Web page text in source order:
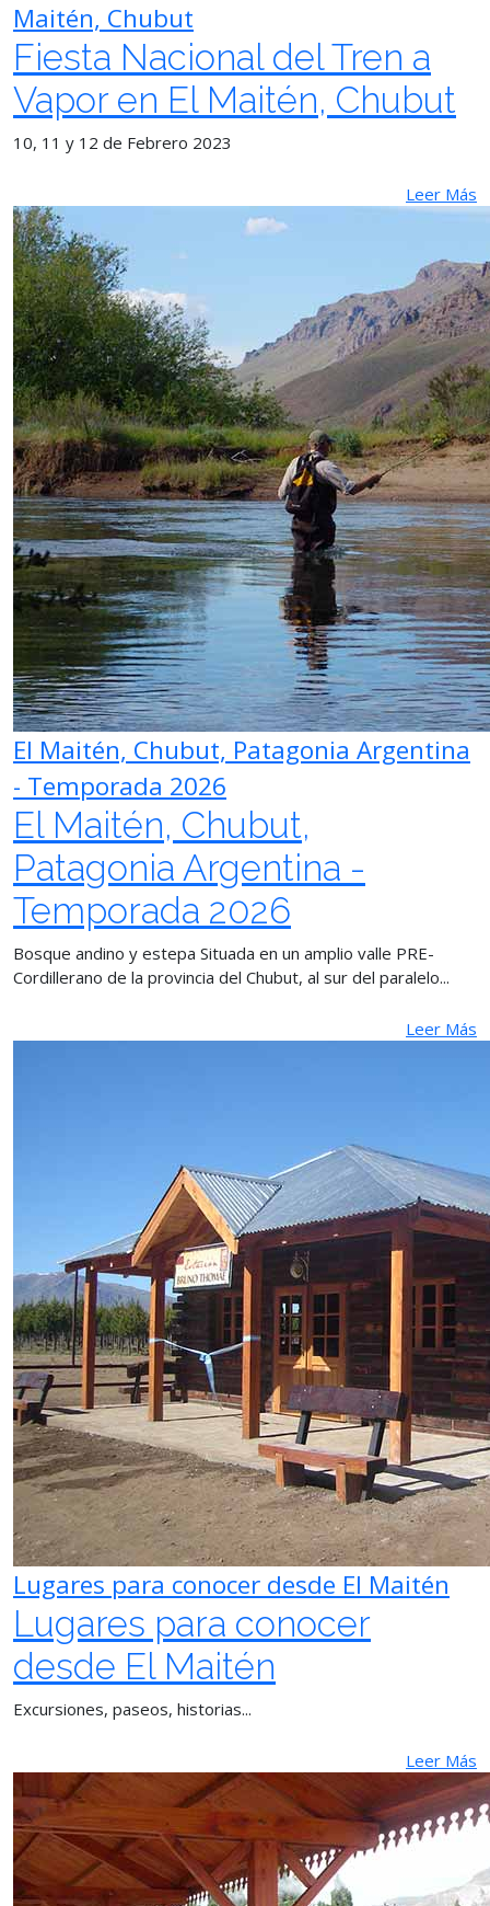
Maitén, Chubut
Fiesta Nacional del Tren a
Vapor en El Maitén, Chubut
10, 11 y 12 de Febrero 2023
Leer Más
El Maitén, Chubut, Patagonia Argentina
- Temporada 2026
El Maitén, Chubut,
Patagonia Argentina -
Temporada 2026
Bosque andino y estepa Situada en un amplio valle PRE-
Cordillerano de la provincia del Chubut, al sur del paralelo...
Leer Más
Lugares para conocer desde El Maitén
Lugares para conocer
desde El Maitén
Excursiones, paseos, historias...
Leer Más